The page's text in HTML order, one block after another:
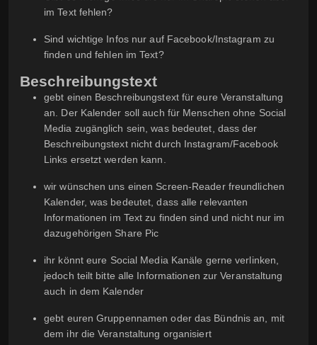
im Text fehlen?
Sind wichtige Infos nur auf Facebook/Instagram zu
finden und fehlen im Text?
Beschreibungstext
gebt einen Beschreibungstext für eure Veranstaltung
an. Der Kalender soll auch für Menschen ohne Social
Media zugänglich sein, was bedeutet, dass der
Beschreibungstext nicht durch Instagram/Facebook
Links ersetzt werden kann.
wir wünschen uns einen Screen-Reader freundlichen
Kalender, was bedeutet, dass alle relevanten
Informationen im Text zu finden sind und nicht nur im
dazugehörigen Share Pic
ihr könnt eure Social Media Kanäle gerne verlinken,
jedoch teilt bitte alle Informationen zur Veranstaltung
auch in dem Kalender
gebt euren Gruppennamen oder das Bündnis an, mit
dem ihr die Veranstaltung organisiert